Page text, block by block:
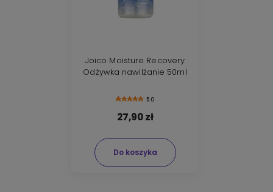
Joico Moisture Recovery
Odżywka nawilżanie 50ml
5.0
27,90 zł
Do koszyka